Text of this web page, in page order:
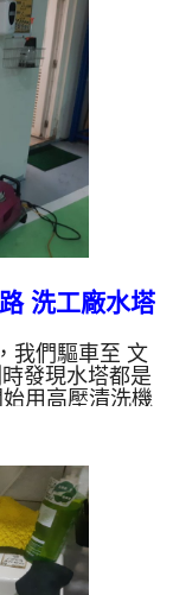
堆積，洗出來
，管壁上會結
黑，有些洗出
鏽產生銅綠，
洗工廠水塔
我們驅車至 文
發現水塔都是
用高壓清洗機
入 檸檬酸 至
，啟動 螺旋
八個小時，水
水管老化，會
是咖啡色，地
垢，洗出來的
，是因為裡面
...